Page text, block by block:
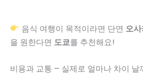
음식 여행이 목적이라면 단연 오
을 원한다면 도쿄를 추천해요!
비용과 교통 – 실제로 얼마나 차이 날